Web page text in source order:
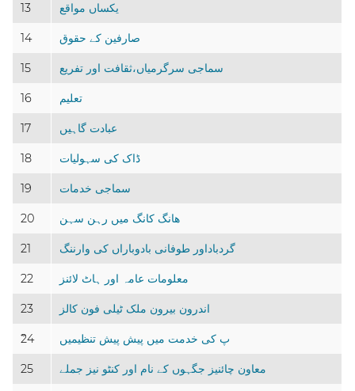
13 یکساں مواقع
14 صارفین کے حقوق
15 سماجی سرگرمیاں،ثقافت اور تفریع
16 تعلیم
17 عبادت گاہیں
18 ڈاک کی سہولیات
19 سماجی خدمات
20 ھانگ کانگ میں رہن سہن
21 گردباداور طوفانی بادوباراں کی وارننگ
22 معلومات عامہ اور ہاٹ لائنز
23 اندرون بیرون ملک ٹیلی فون کالز
ٓ24 پ کی خدمت میں پیش پیش تنظیمیں
25 معاون چائنیز جگہوں کے نام اور کنٹو نیز جملے